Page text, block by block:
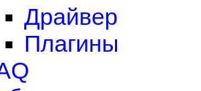
Драйвер
Плагины